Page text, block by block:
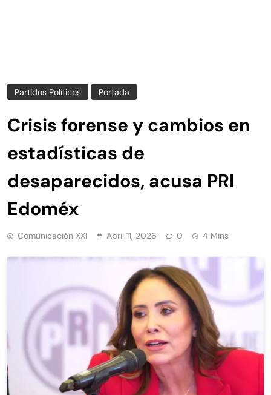
Partidos Políticos Portada
Crisis forense y cambios en
estadísticas de
desaparecidos, acusa PRI
Edoméx
Comunicación XXI Abril 11, 2026 0 4 Mins